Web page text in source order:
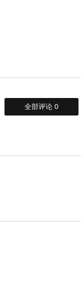
全部评论 0